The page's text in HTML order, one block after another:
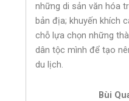
những di sản văn hóa
bản địa; khuyến khích
chỗ lựa chọn những
dân tộc mình để tạo
du lịch.
Bùi